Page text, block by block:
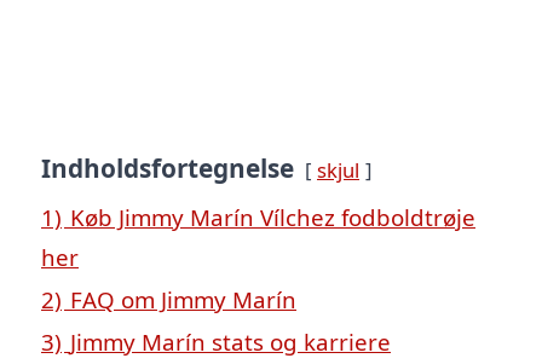
Indholdsfortegnelse skjul
1) Køb Jimmy Marín Vílchez fodboldtrøje
her
2) FAQ om Jimmy Marín
3) Jimmy Marín stats og karriere